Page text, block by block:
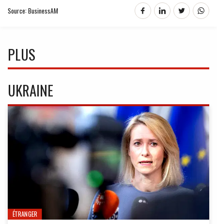
Source: BusinessAM
PLUS
UKRAINE
ÉTRANGER